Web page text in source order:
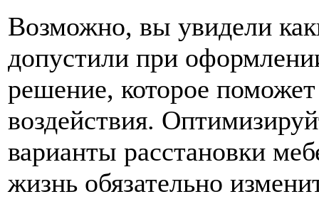
Возможно, вы увидели
допустили при
решение, которое
воздействия.
варианты расстановки
жизнь обязательно